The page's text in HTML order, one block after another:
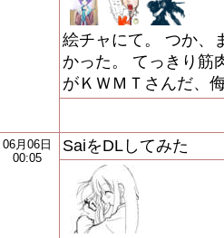
絵チャにて。 つか、
かった。 てっきり筋
がＫＷＭＴさんだ、
06月06日
00:05
SaiをDLしてみた